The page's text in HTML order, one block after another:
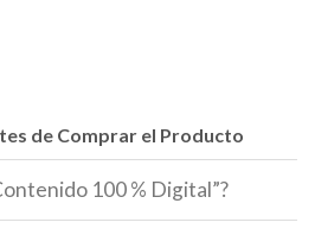
de Comprar el Producto
100 % Digital”?